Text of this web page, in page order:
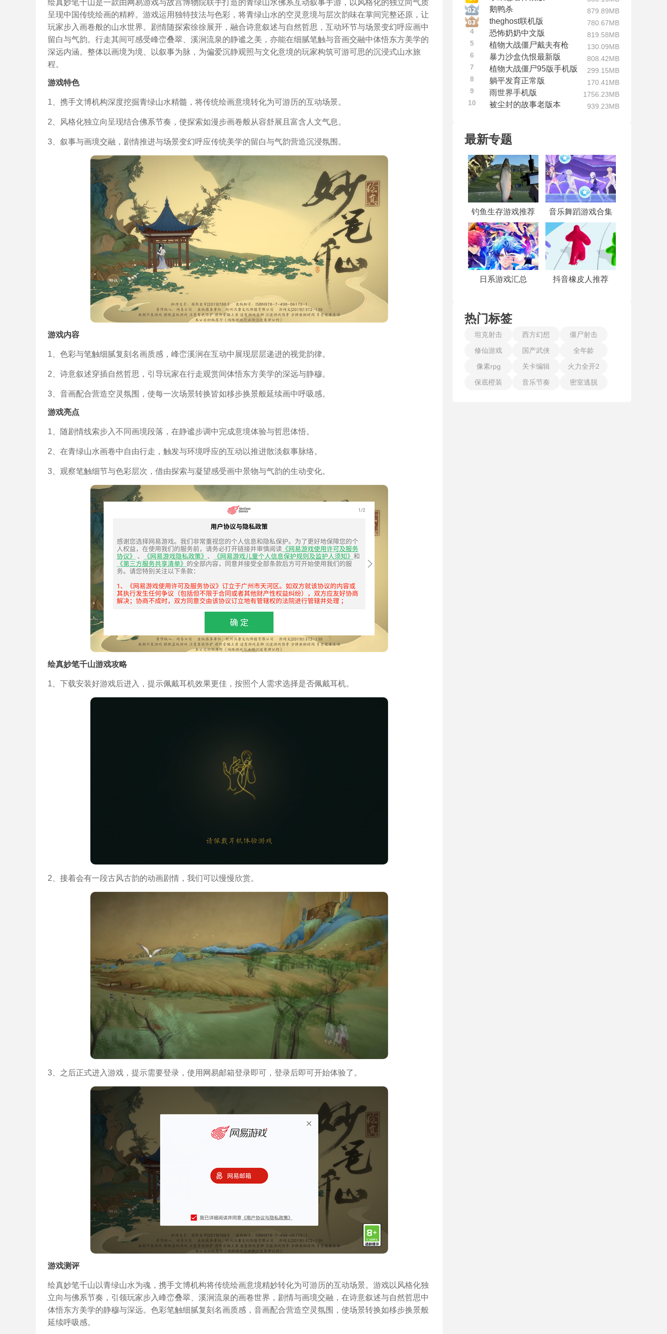
绘真妙笔千山是一款由网易游戏与故宫博物院联手打造的青绿山水佛系互动叙事手游，以风格化的独立向气质
呈现中国传统绘画的精粹。游戏运用独特技法与色彩，将青绿山水的空灵意境与层次韵味在掌间完整还原，让
玩家步入画卷般的山水世界。剧情随探索徐徐展开，融合诗意叙述与自然哲思，互动环节与场景变幻呼应画中
留白与气韵。行走其间可感受峰峦叠翠、溪涧流泉的静谧之美，亦能在细腻笔触与音画交融中体悟东方美学的
深远内涵。整体以画境为境、以叙事为脉，为偏爱沉静观照与文化意境的玩家构筑可游可思的沉浸式山水旅
程。
游戏特色
1、携手文博机构深度挖掘青绿山水精髓，将传统绘画意境转化为可游历的互动场景。
2、风格化独立向呈现结合佛系节奏，使探索如漫步画卷般从容舒展且富含人文气息。
3、叙事与画境交融，剧情推进与场景变幻呼应传统美学的留白与气韵营造沉浸氛围。
游戏内容
1、色彩与笔触细腻复刻名画质感，峰峦溪涧在互动中展现层层递进的视觉韵律。
2、诗意叙述穿插自然哲思，引导玩家在行走观赏间体悟东方美学的深远与静穆。
3、音画配合营造空灵氛围，使每一次场景转换皆如移步换景般延续画中呼吸感。
游戏亮点
1、随剧情线索步入不同画境段落，在静谧步调中完成意境体验与哲思体悟。
2、在青绿山水画卷中自由行走，触发与环境呼应的互动以推进散淡叙事脉络。
3、观察笔触细节与色彩层次，借由探索与凝望感受画中景物与气韵的生动变化。
绘真妙笔千山游戏攻略
1、下载安装好游戏后进入，提示佩戴耳机效果更佳，按照个人需求选择是否佩戴耳机。
2、接着会有一段古风古韵的动画剧情，我们可以慢慢欣赏。
3、之后正式进入游戏，提示需要登录，使用网易邮箱登录即可，登录后即可开始体验了。
游戏测评
绘真妙笔千山以青绿山水为魂，携手文博机构将传统绘画意境精妙转化为可游历的互动场景。游戏以风格化独
立向与佛系节奏，引领玩家步入峰峦叠翠、溪涧流泉的画卷世界，剧情与画境交融，在诗意叙述与自然哲思中
体悟东方美学的静穆与深远。色彩笔触细腻复刻名画质感，音画配合营造空灵氛围，使场景转换如移步换景般
延续呼吸感。
鹅鸭杀 879.89MB
theghost联机版
780.67MB
4
恐怖奶奶中文版
819.58MB
5
植物大战僵尸戴夫有枪
130.09MB
6
暴力沙盒仇恨最新版
808.42MB
7
植物大战僵尸95版手机版
299.15MB
8
躺平发育正常版
170.41MB
9
雨世界手机版
1756.23MB
10
被尘封的故事老版本 939.23MB
最新专题
钓鱼生存游戏推荐 音乐舞蹈游戏合集
日系游戏汇总 抖音橡皮人推荐
热门标签
坦克射击 西方幻想
僵尸射击
修仙游戏
国产武侠
全年龄
像素rpg
关卡编辑
火力全开2
保底橙装
音乐节奏 密室逃脱